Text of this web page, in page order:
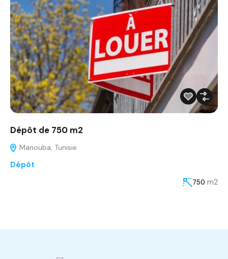
Dépôt de 750 m2
Manouba, Tunisie
Dépôt
750 m2